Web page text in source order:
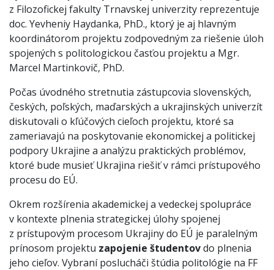
z Filozofickej fakulty Trnavskej univerzity reprezentuje
doc. Yevheniy Haydanka, PhD., ktorý je aj hlavným
koordinátorom projektu zodpovedným za riešenie úloh
spojených s politologickou časťou projektu a Mgr.
Marcel Martinkovič, PhD.
Počas úvodného stretnutia zástupcovia slovenských,
českých, poľských, maďarských a ukrajinských univerzít
diskutovali o kľúčových cieľoch projektu, ktoré sa
zameriavajú na poskytovanie ekonomickej a politickej
podpory Ukrajine a analýzu praktických problémov,
ktoré bude musieť Ukrajina riešiť v rámci prístupového
procesu do EÚ.
Okrem rozšírenia akademickej a vedeckej spolupráce
v kontexte plnenia strategickej úlohy spojenej
z prístupovým procesom Ukrajiny do EÚ je paralelným
prínosom projektu zapojenie študentovdo plnenia
jeho cieľov. Vybraní poslucháči štúdia politológie na FF